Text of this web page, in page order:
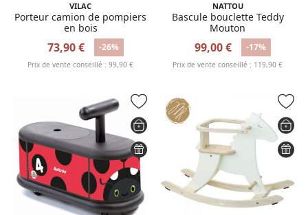
VILAC
Porteur camion de pompiers
en bois
73,90 € -26%
Prix de vente conseillé : 99,90 €
NATTOU
Bascule bouclette Teddy
Mouton
99,00 € -17%
Prix de vente conseillé : 119,90 €